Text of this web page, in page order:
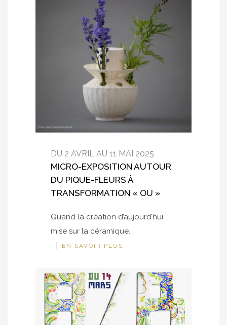
DU 2 AVRIL AU 11 MAI 2025
MICRO-EXPOSITION AUTOUR
DU PIQUE-FLEURS À
TRANSFORMATION « OU »
Quand la création d’aujourd’hui
mise sur la céramique.
EN SAVOIR PLUS